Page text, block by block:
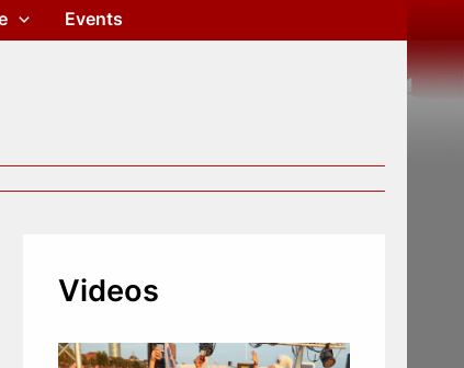
Events
Videos